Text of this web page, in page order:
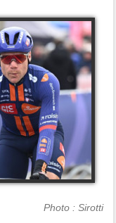
Photo : Sirotti